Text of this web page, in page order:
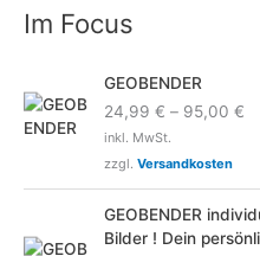
Im Focus
GEOBENDER
24,99€ – 95,00€
inkl. MwSt.
zzgl.Versandkosten
GEOBENDER
Bilder ! Dein